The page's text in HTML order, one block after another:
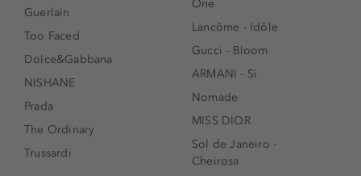
Guerlain
Too Faced
Dolce&Gabbana
NISHANE
Prada
The Ordinary
Trussardi
One
Lancôme - Idôle
Gucci - Bloom
ARMANI - Sì
Nomade
MISS DIOR
Sol de Janeiro -
Cheirosa